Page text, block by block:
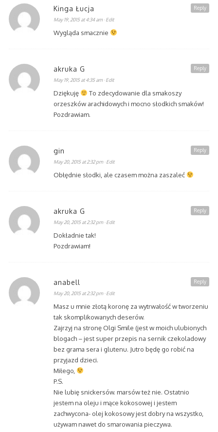
Kinga Łucja
May 19, 2015 at 4:34 am · Edit
Wygląda smacznie
Reply
akruka G
May 19, 2015 at 4:35 am · Edit
Dziękuję
To zdecydowanie dla smakoszy
orzeszków arachidowych i mocno słodkich smaków!
Pozdrawiam.
Reply
gin
May 20, 2015 at 2:32 pm · Edit
Obłędnie słodki, ale czasem można zaszaleć
Reply
akruka G
May 20, 2015 at 2:32 pm · Edit
Dokładnie tak!
Pozdrawiam!
Reply
anabell
May 20, 2015 at 2:32 pm · Edit
Masz u mnie złotą koronę za wytrwałość w tworzeniu
tak skomplikowanych deserów.
Zajrzyj na stronę Olgi Smile (jest w moich ulubionych
blogach – jest super przepis na sernik czekoladowy
bez grama sera i glutenu. Jutro będę go robić na
przyjazd dzieci.
Miłego,
P.S.
Nie lubię snickersów. marsów też nie. Ostatnio
jestem na oleju i mące kokosowej i jestem
zachwycona- olej kokosowy jest dobry na wszystko,
używam nawet do smarowania pieczywa.
Reply